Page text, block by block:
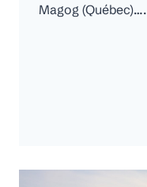
Magog (Québec)….